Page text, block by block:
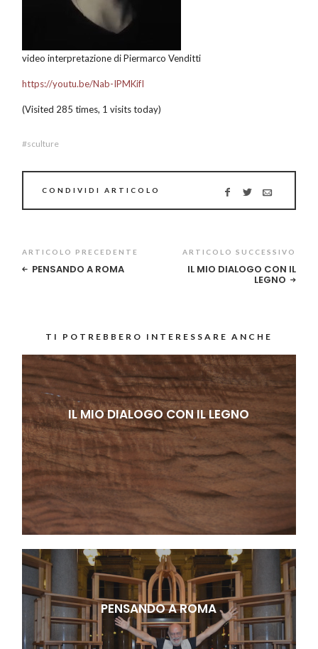
video interpretazione di Piermarco Venditti
https://youtu.be/Nab-IPMKifI
(Visited 285 times, 1 visits today)
sculture
CONDIVIDI ARTICOLO
ARTICOLO PRECEDENTE
PENSANDO A ROMA
ARTICOLO SUCCESSIVO
IL MIO DIALOGO CON IL
LEGNO
TI POTREBBERO INTERESSARE ANCHE
IL MIO DIALOGO CON IL LEGNO
PENSANDO A ROMA